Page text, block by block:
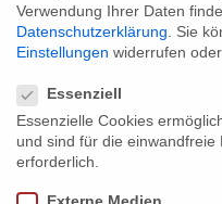
Vier Seiten und zahlreiche
crossmedialen Produktion
Verwendung Ihrer Daten
Datenschutzerklärung
Sie
Einstellungen widerrufen
Essenziell
Essenzielle Cookies
und sind für die einwandfreie
erforderlich.